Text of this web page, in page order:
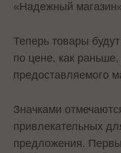
«Надежный
Теперь товары
по цене, как
предоставляемого
Значками
привлекательных
предложения.